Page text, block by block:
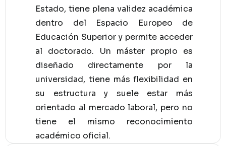
Estado, tiene plena validez académica
dentro del Espacio Europeo de
Educación Superior y permite acceder
al doctorado. Un máster propio es
diseñado directamente por la
universidad, tiene más flexibilidad en
su estructura y suele estar más
orientado al mercado laboral, pero no
tiene el mismo reconocimiento
académico oficial.